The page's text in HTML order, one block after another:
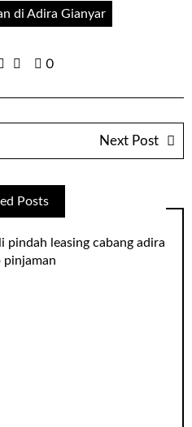
di Adira Gianyar
0
Next Post
Posts